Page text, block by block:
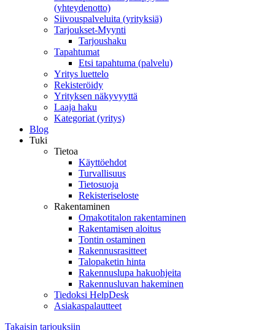
(yhteydenotto)
Siivouspalveluita (yrityksiä)
Tarjoukset-Myynti
Tarjoushaku
Tapahtumat
Etsi tapahtuma (palvelu)
Yritys luettelo
Rekisteröidy
Yrityksen näkyvyyttä
Laaja haku
Kategoriat (yritys)
Blog
Tuki
Tietoa
Käyttöehdot
Turvallisuus
Tietosuoja
Rekisteriseloste
Rakentaminen
Omakotitalon rakentaminen
Rakentamisen aloitus
Tontin ostaminen
Rakennusrasitteet
Talopaketin hinta
Rakennuslupa hakuohjeita
Rakennusluvan hakeminen
Tiedoksi HelpDesk
Asiakaspalautteet
Takaisin tarjouksiin